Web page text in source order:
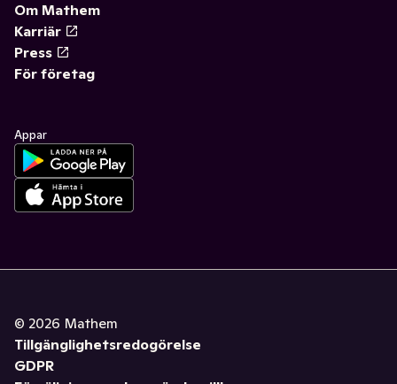
Om Mathem
Karriär
Press
För företag
Appar
© 2026 Mathem
Tillgänglighetsredogörelse
GDPR